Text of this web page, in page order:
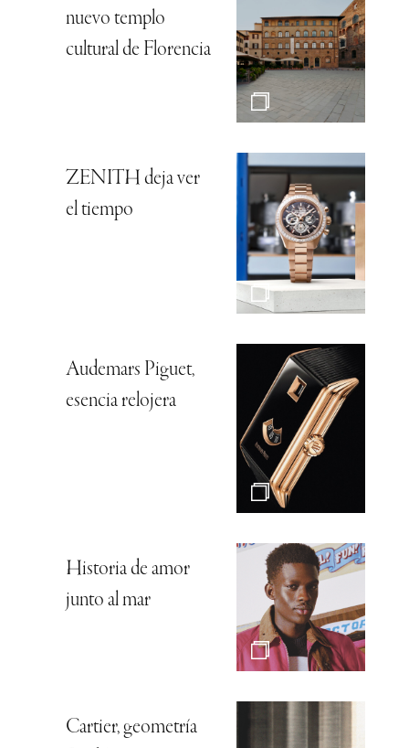
nuevo templo
cultural de Florencia
ZENITH deja ver
el tiempo
Audemars Piguet,
esencia relojera
Historia de amor
junto al mar
Cartier, geometría